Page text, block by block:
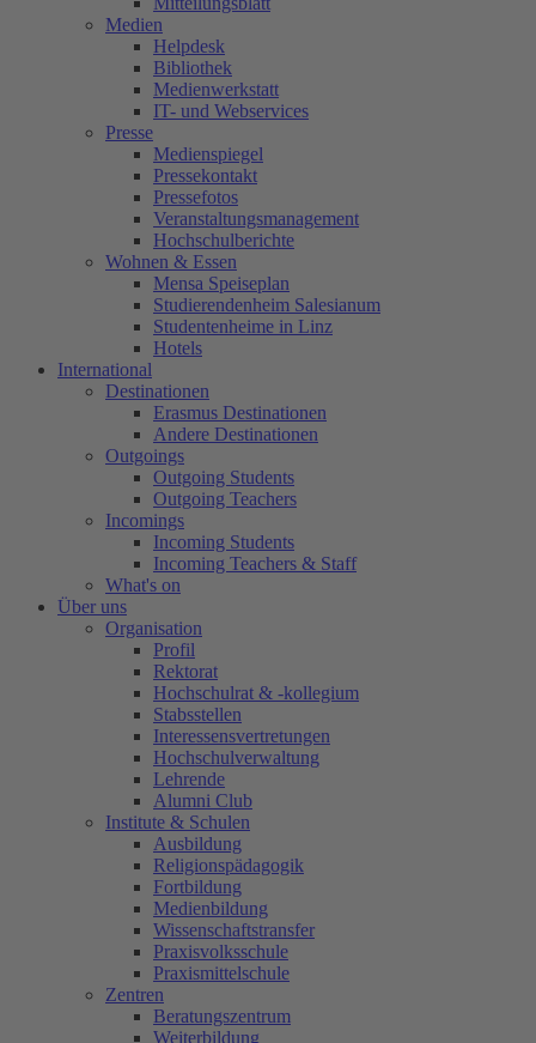
Medien
Helpdesk
Bibliothek
Medienwerkstatt
IT- und Webservices
Presse
Medienspiegel
Pressekontakt
Pressefotos
Veranstaltungsmanagement
Hochschulberichte
Wohnen & Essen
Mensa Speiseplan
Studierendenheim Salesianum
Studentenheime in Linz
Hotels
International
Destinationen
Erasmus Destinationen
Andere Destinationen
Outgoings
Outgoing Students
Outgoing Teachers
Incomings
Incoming Students
Incoming Teachers & Staff
What's on
Über uns
Organisation
Profil
Rektorat
Hochschulrat & -kollegium
Stabsstellen
Interessensvertretungen
Hochschulverwaltung
Lehrende
Alumni Club
Institute & Schulen
Ausbildung
Religionspädagogik
Fortbildung
Medienbildung
Wissenschaftstransfer
Praxisvolksschule
Praxismittelschule
Zentren
Beratungszentrum
Weiterbildung